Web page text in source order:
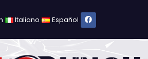
Italiano Español